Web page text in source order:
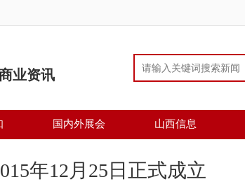
业资讯
国内外展会 山西信息
年12月25日正式成立